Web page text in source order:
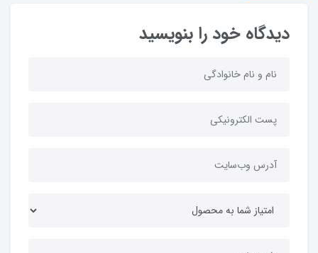
دیدگاه خود را بنویسید